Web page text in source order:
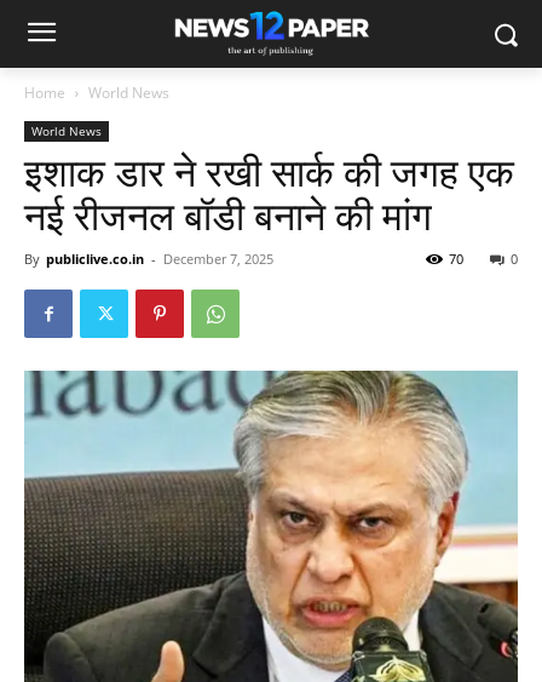
Home World News
World News
इशाक डार ने रखी सार्क की जगह एक
नई रीजनल बॉडी बनाने की मांग
By publiclive.co.in - December 7, 2025 0
70